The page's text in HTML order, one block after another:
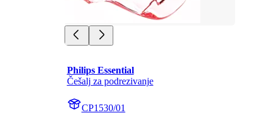
Philips Essential
Češalj za podrezivanje
CP1530/01